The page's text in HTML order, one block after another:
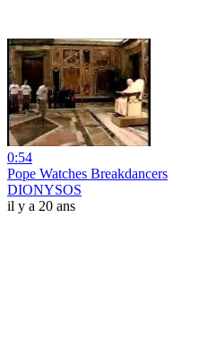
0:54
Pope Watches Breakdancers
DIONYSOS
il y a 20 ans